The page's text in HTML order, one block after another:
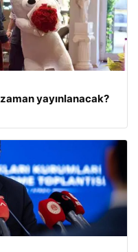
yayınlanacak?